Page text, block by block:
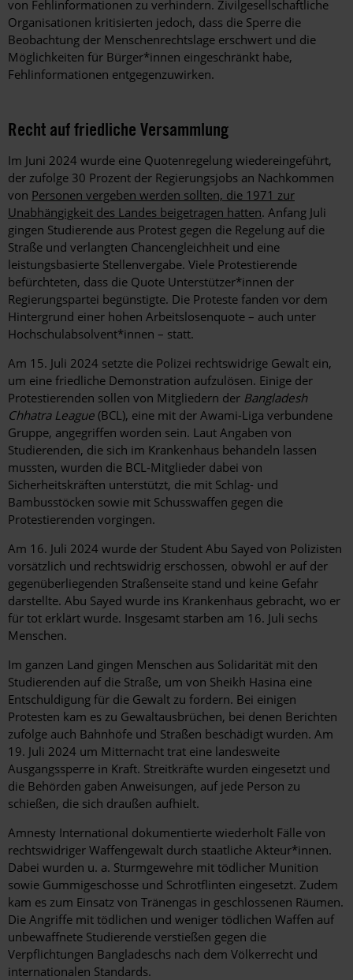
von Fehlinformationen zu verhindern. Zivilgesellschaftliche
Organisationen kritisierten jedoch, dass die Sperre die
Beobachtung der Menschenrechtslage erschwert und die
Möglichkeiten für Bürger*innen eingeschränkt habe,
Fehlinformationen entgegenzuwirken.
Recht auf friedliche Versammlung
Im Juni 2024 wurde eine Quotenregelung wiedereingeführt,
der zufolge 30 Prozent der Regierungsjobs an Nachkommen
von Personen vergeben werden sollten, die 1971 zur
Unabhängigkeit des Landes beigetragen hatten. Anfang Juli
gingen Studierende aus Protest gegen die Regelung auf die
Straße und verlangten Chancengleichheit und eine
leistungsbasierte Stellenvergabe. Viele Protestierende
befürchteten, dass die Quote Unterstützer*innen der
Regierungspartei begünstigte. Die Proteste fanden vor dem
Hintergrund einer hohen Arbeitslosenquote – auch unter
Hochschulabsolvent*innen – statt.
Am 15. Juli 2024 setzte die Polizei rechtswidrige Gewalt ein,
um eine friedliche Demonstration aufzulösen. Einige der
Protestierenden sollen von Mitgliedern der Bangladesh
Chhatra League (BCL), eine mit der Awami-Liga verbundene
Gruppe, angegriffen worden sein. Laut Angaben von
Studierenden, die sich im Krankenhaus behandeln lassen
mussten, wurden die BCL-Mitglieder dabei von
Sicherheitskräften unterstützt, die mit Schlag- und
Bambusstöcken sowie mit Schusswaffen gegen die
Protestierenden vorgingen.
Am 16. Juli 2024 wurde der Student Abu Sayed von Polizisten
vorsätzlich und rechtswidrig erschossen, obwohl er auf der
gegenüberliegenden Straßenseite stand und keine Gefahr
darstellte. Abu Sayed wurde ins Krankenhaus gebracht, wo er
für tot erklärt wurde. Insgesamt starben am 16. Juli sechs
Menschen.
Im ganzen Land gingen Menschen aus Solidarität mit den
Studierenden auf die Straße, um von Sheikh Hasina eine
Entschuldigung für die Gewalt zu fordern. Bei einigen
Protesten kam es zu Gewaltausbrüchen, bei denen Berichten
zufolge auch Bahnhöfe und Straßen beschädigt wurden. Am
19. Juli 2024 um Mitternacht trat eine landesweite
Ausgangssperre in Kraft. Streitkräfte wurden eingesetzt und
die Behörden gaben Anweisungen, auf jede Person zu
schießen, die sich draußen aufhielt.
Amnesty International dokumentierte wiederholt Fälle von
rechtswidriger Waffengewalt durch staatliche Akteur*innen.
Dabei wurden u. a. Sturmgewehre mit tödlicher Munition
sowie Gummigeschosse und Schrotflinten eingesetzt. Zudem
kam es zum Einsatz von Tränengas in geschlossenen Räumen.
Die Angriffe mit tödlichen und weniger tödlichen Waffen auf
unbewaffnete Studierende verstießen gegen die
Verpflichtungen Bangladeschs nach dem Völkerrecht und
internationalen Standards.